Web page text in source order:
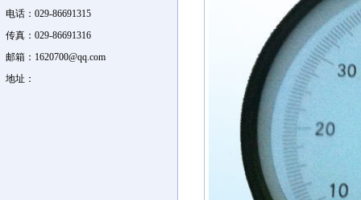
电话：029-86691315
传真：029-86691316
邮箱：1620700@qq.com
地址：